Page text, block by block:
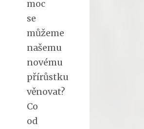
moc
se
můžeme
našemu
novému
přírůstku
věnovat?
Co
od